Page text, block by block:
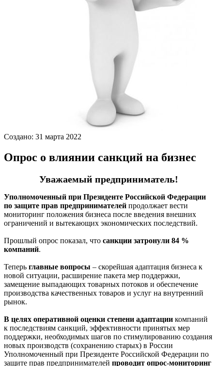
Создано: 31 марта 2022
Опрос о влиянии санкций на бизнес
Уважаемый предприниматель!
Уполномоченный при Президенте Российской Федерации
по защите прав предпринимателей продолжает вести
мониторинг положения бизнеса после введения внешних
ограничений и вытекающих экономических последствий.
Прошлый опрос показал, что санкции затронули 84 %
компаний.
Теперь главные вопросы – скорейшая адаптация бизнеса к
новой ситуации, расширение пакета мер поддержки,
замещение выпадающих товарных потоков и обеспечение
производства качественных товаров и услуг на внутренний
рынок.
В целях оперативной оценки степени адаптации компаний
к последствиям санкций, эффективности принятых мер
поддержки, необходимых шагов по стимулированию создания
новых производств (сохранению старых) в России
Уполномоченный при Президенте Российской Федерации по
защите прав предпринимателей проводит опрос-мониторинг